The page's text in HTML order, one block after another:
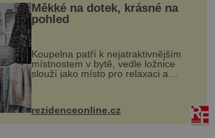
Měkké na dotek, krásné na
pohled
Koupelna patří k nejatraktivnějším
místnostem v bytě, vedle ložnice
slouží jako místo pro relaxaci a
odpočinek. Koupelnový textil –
ručníky, osušky a koberečky –
mohou jako mávnutím kouzelného
proutku...
rezidenceonline.cz